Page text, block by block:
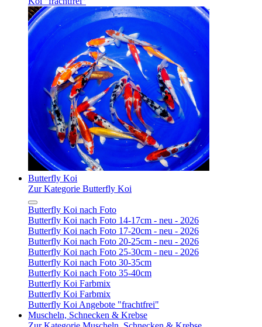
Butterfly Koi
Zur Kategorie Butterfly Koi
Butterfly Koi nach Foto
Butterfly Koi nach Foto 14-17cm - neu - 2026
Butterfly Koi nach Foto 17-20cm - neu - 2026
Butterfly Koi nach Foto 20-25cm - neu - 2026
Butterfly Koi nach Foto 25-30cm - neu - 2026
Butterfly Koi nach Foto 30-35cm
Butterfly Koi nach Foto 35-40cm
Butterfly Koi Farbmix
Butterfly Koi Farbmix
Butterfly Koi Angebote "frachtfrei"
Muscheln, Schnecken & Krebse